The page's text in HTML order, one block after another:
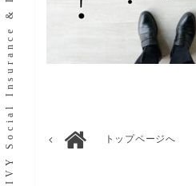
トップページへ